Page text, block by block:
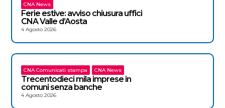
CNA News
Ferie estive: avviso chiusura uffici
CNA Valle d’Aosta
4 Agosto 2026
CNA Comunicati stampa CNA News
Trecentodieci mila imprese in
comuni senza banche
4 Agosto 2026